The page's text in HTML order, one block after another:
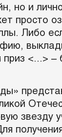
но и
просто
Либо
приз <...>
звезду